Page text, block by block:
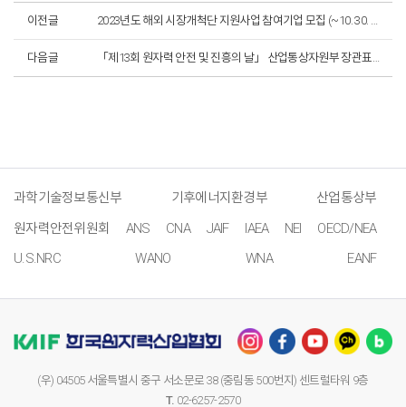
이전글
다음글
과학기술정보통신부 기후에너지환경부
산업통상부
원자력안전위원회
ANS CNA JAIF IAEA NEI
OECD/NEA
U.S.NRC
WANO WNA EANF
(우) 04505 서울특별시 중구 서소문로 38 (중림동 500번지) 센트럴타워 9층
T. 02-6257-2570